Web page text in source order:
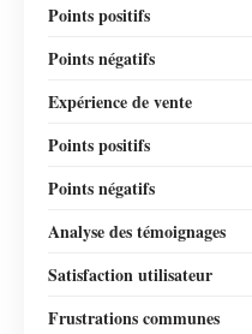
Points positifs
Points négatifs
Expérience de vente
Points positifs
Points négatifs
Analyse des témoignages
Satisfaction utilisateur
Frustrations communes